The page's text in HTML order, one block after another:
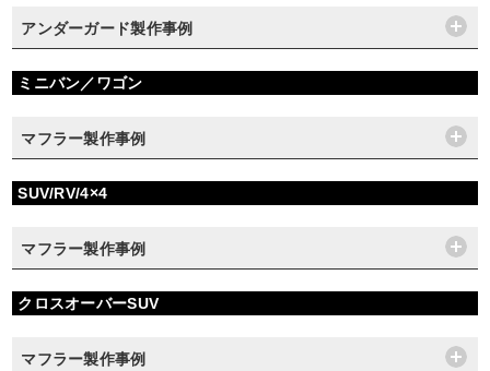
アンダーガード製作事例
ミニバン／ワゴン
マフラー製作事例
SUV/RV/4×4
マフラー製作事例
クロスオーバーSUV
マフラー製作事例